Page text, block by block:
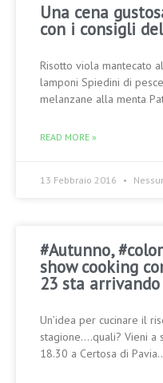
Una cena
con i consigli
Risotto viola mantecato
lamponi Spiedini di
melanzane alla menta
READ MORE »
13 Febbraio 2016
#Autunno,
show cooking
23 sta
Un’idea per cucinare il
stagione….quali? Vieni
18.30 a Certosa di